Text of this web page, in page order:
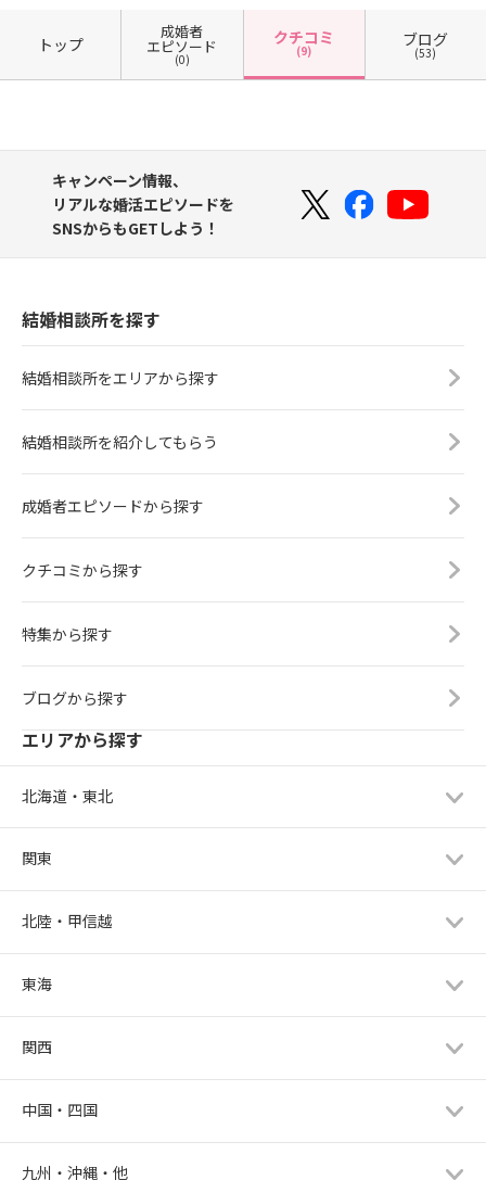
トップ
成婚者
エピソード
(0)
クチコミ
(9)
ブログ
(53)
キャンペーン情報、
リアルな婚活エピソードを
SNSからもGETしよう！
結婚相談所を探す
結婚相談所をエリアから探す
結婚相談所を紹介してもらう
成婚者エピソードから探す
クチコミから探す
特集から探す
ブログから探す
エリアから探す
北海道・東北
関東
北陸・甲信越
東海
関西
中国・四国
九州・沖縄・他